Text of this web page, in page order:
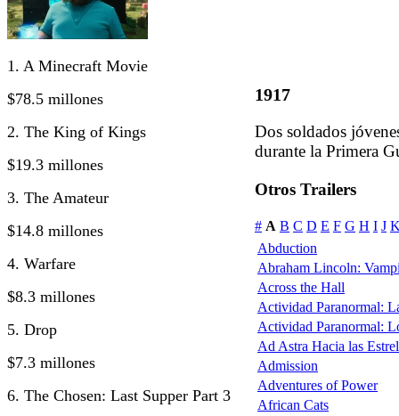
1. A Minecraft Movie
$78.5 millones
2. The King of Kings
$19.3 millones
3. The Amateur
$14.8 millones
4. Warfare
$8.3 millones
5. Drop
$7.3 millones
6. The Chosen: Last Supper Part 3
1917
Dos soldados
durante la Primera
Otros Trailers
# A B C D E F G H I J
Abduction
Abraham Lincoln:
Across the Hall
Actividad Paranormal:
Actividad Paranormal:
Ad Astra Hacia las
Admission
Adventures of Power
African Cats